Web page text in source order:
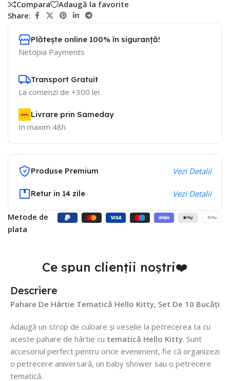
Compara
Adaugă la favorite
Share:
Plătește online 100% în siguranță!
Netopia Payments
Transport Gratuit
La comenzi de +300 lei
Livrare prin Sameday
In maxim 48h
Produse Premium Vezi Detalii
Retur in 14 zile Vezi Detalii
Metode de
plata
Ce spun clienții noștri❤️
Descriere
Pahare De Hârtie Tematică Hello Kitty, Set De 10 Bucăți
Adaugă un strop de culoare și veselie la petrecerea ta cu
aceste pahare de hârtie cu tematică Hello Kitty. Sunt
accesoriul perfect pentru orice eveniment, fie că organizezi
o petrecere aniversară, un baby shower sau o petrecere
tematică.